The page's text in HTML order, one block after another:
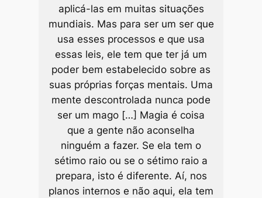
aplicá-las em muitas situações
mundiais. Mas para ser um ser que
usa esses processos e que usa
essas leis, ele tem que ter já um
poder bem estabelecido sobre as
suas próprias forças mentais. Uma
mente descontrolada nunca pode
ser um mago […] Magia é coisa
que a gente não aconselha
ninguém a fazer. Se ela tem o
sétimo raio ou se o sétimo raio a
prepara, isto é diferente. Aí, nos
planos internos e não aqui, ela tem